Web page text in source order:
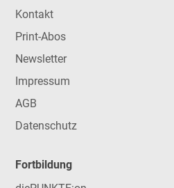
Kontakt
Print-Abos
Newsletter
Impressum
AGB
Datenschutz
Fortbildung